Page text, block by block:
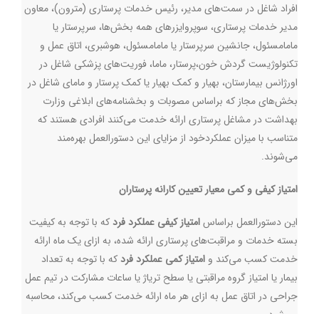
افراد شاغل در سمت‌های مدیر، رئیس‌ خدمات پرستاری (مترون)، معاون
مدیر خدمات پرستاری، سوپروایزرهای همه بخش‌ها، سرپرستار یا
مامامسئول، جانشین سرپرستار یا مامامسئول، هوشبری، اتاق عمل و
تکنولوژیست گردش خون،پرستار، ماما، فوریت‌های پزشکی شاغل در
اورژانس بیمارستان، بهیار و کمک بهیار یا کمک پرستار و مامای شاغل در
بخش‌های مجاز که براساس مصوبات و بخشنامه‌های ابلاغی وزارت
بهداشت در مشاغل پرستاری ارائه خدمت می‌کنند افرادی هستند که
متناسب با میزان عملکردخود از مزایای این دستورالعمل بهره‌مند
می‌شوند.
امتیاز کیفی و کمی معیار تعیین کارانه پرستاران
این دستورالعمل براساسامتیاز کیفی عملکرد فردکه با توجه به کیفیت
بسته خدمات و مراقبت‌های پرستاری ارائه شده، به ازای یک ماه ارائه
خدمت کسب می‌کند و امتیاز کمی عملکرد فردکه با توجه به تعداد
بیمار یا امتیاز گروه مراقبتی یا سطح تریاژ یا ساعات مشارکت در تیم عمل
جراحی در اتاق عمل به ازای هر ماه ارائه خدمت کسب می‌کند، محاسبه